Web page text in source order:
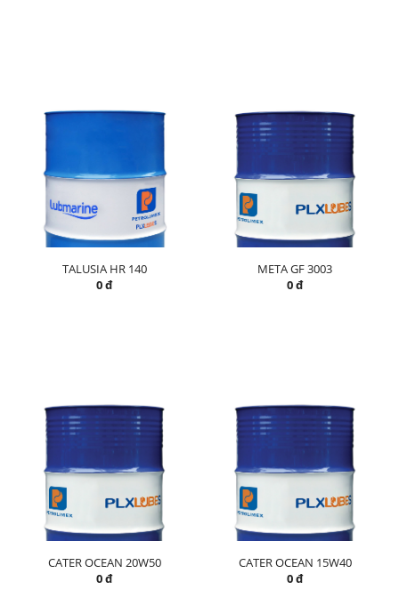
TALUSIA HR 140
0 đ
META GF 3003
0 đ
CATER OCEAN 20W50
0 đ
CATER OCEAN 15W40
0 đ